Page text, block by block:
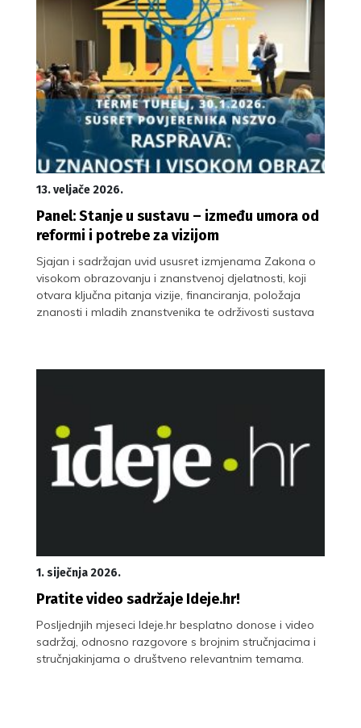
13. veljače 2026.
Panel: Stanje u sustavu – između umora od
reformi i potrebe za vizijom
Sjajan i sadržajan uvid ususret izmjenama Zakona o
visokom obrazovanju i znanstvenoj djelatnosti, koji
otvara ključna pitanja vizije, financiranja, položaja
znanosti i mladih znanstvenika te održivosti sustava
1. siječnja 2026.
Pratite video sadržaje Ideje.hr!
Posljednjih mjeseci Ideje.hr besplatno donose i video
sadržaj, odnosno razgovore s brojnim stručnjacima i
stručnjakinjama o društveno relevantnim temama.